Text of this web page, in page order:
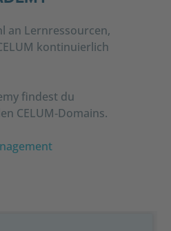
an Lernressourcen,
kontinuierlich
findest du
CELUM‑Domains.